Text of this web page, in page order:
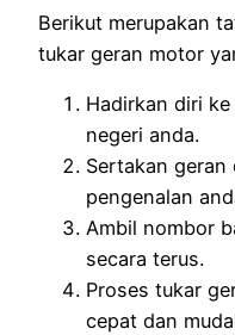
Berikut merupakan
tukar geran motor
Hadirkan diri
negeri anda.
Sertakan
pengenalan
Ambil nombor
secara terus.
Proses tukar
cepat dan